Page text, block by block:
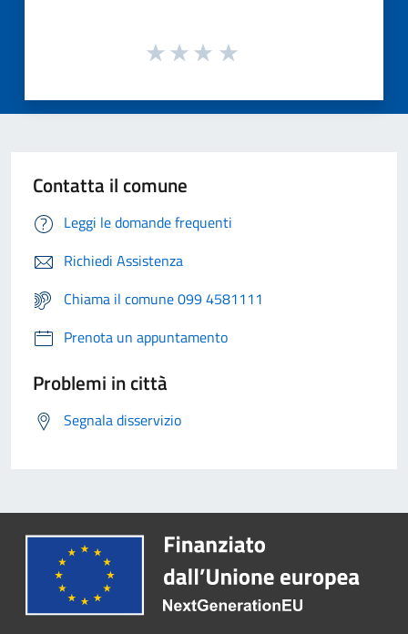
Contatta il comune
Leggi le domande frequenti
Richiedi Assistenza
Chiama il comune 099 4581111
Prenota un appuntamento
Problemi in città
Segnala disservizio